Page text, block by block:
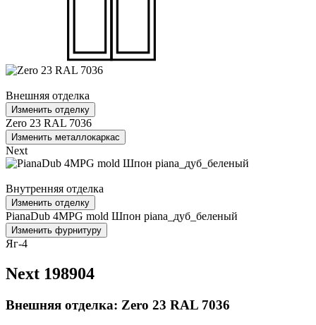
Внешняя отделка
Изменить отделку
Zero 23 RAL 7036
Изменить металлокаркас
Next
Внутренняя отделка
Изменить отделку
PianaDub 4MPG mold Шпон piana_дуб_беленый
Изменить фурнитуру
Яг-4
Next 198904
Внешняя отделка: Zero 23 RAL 7036